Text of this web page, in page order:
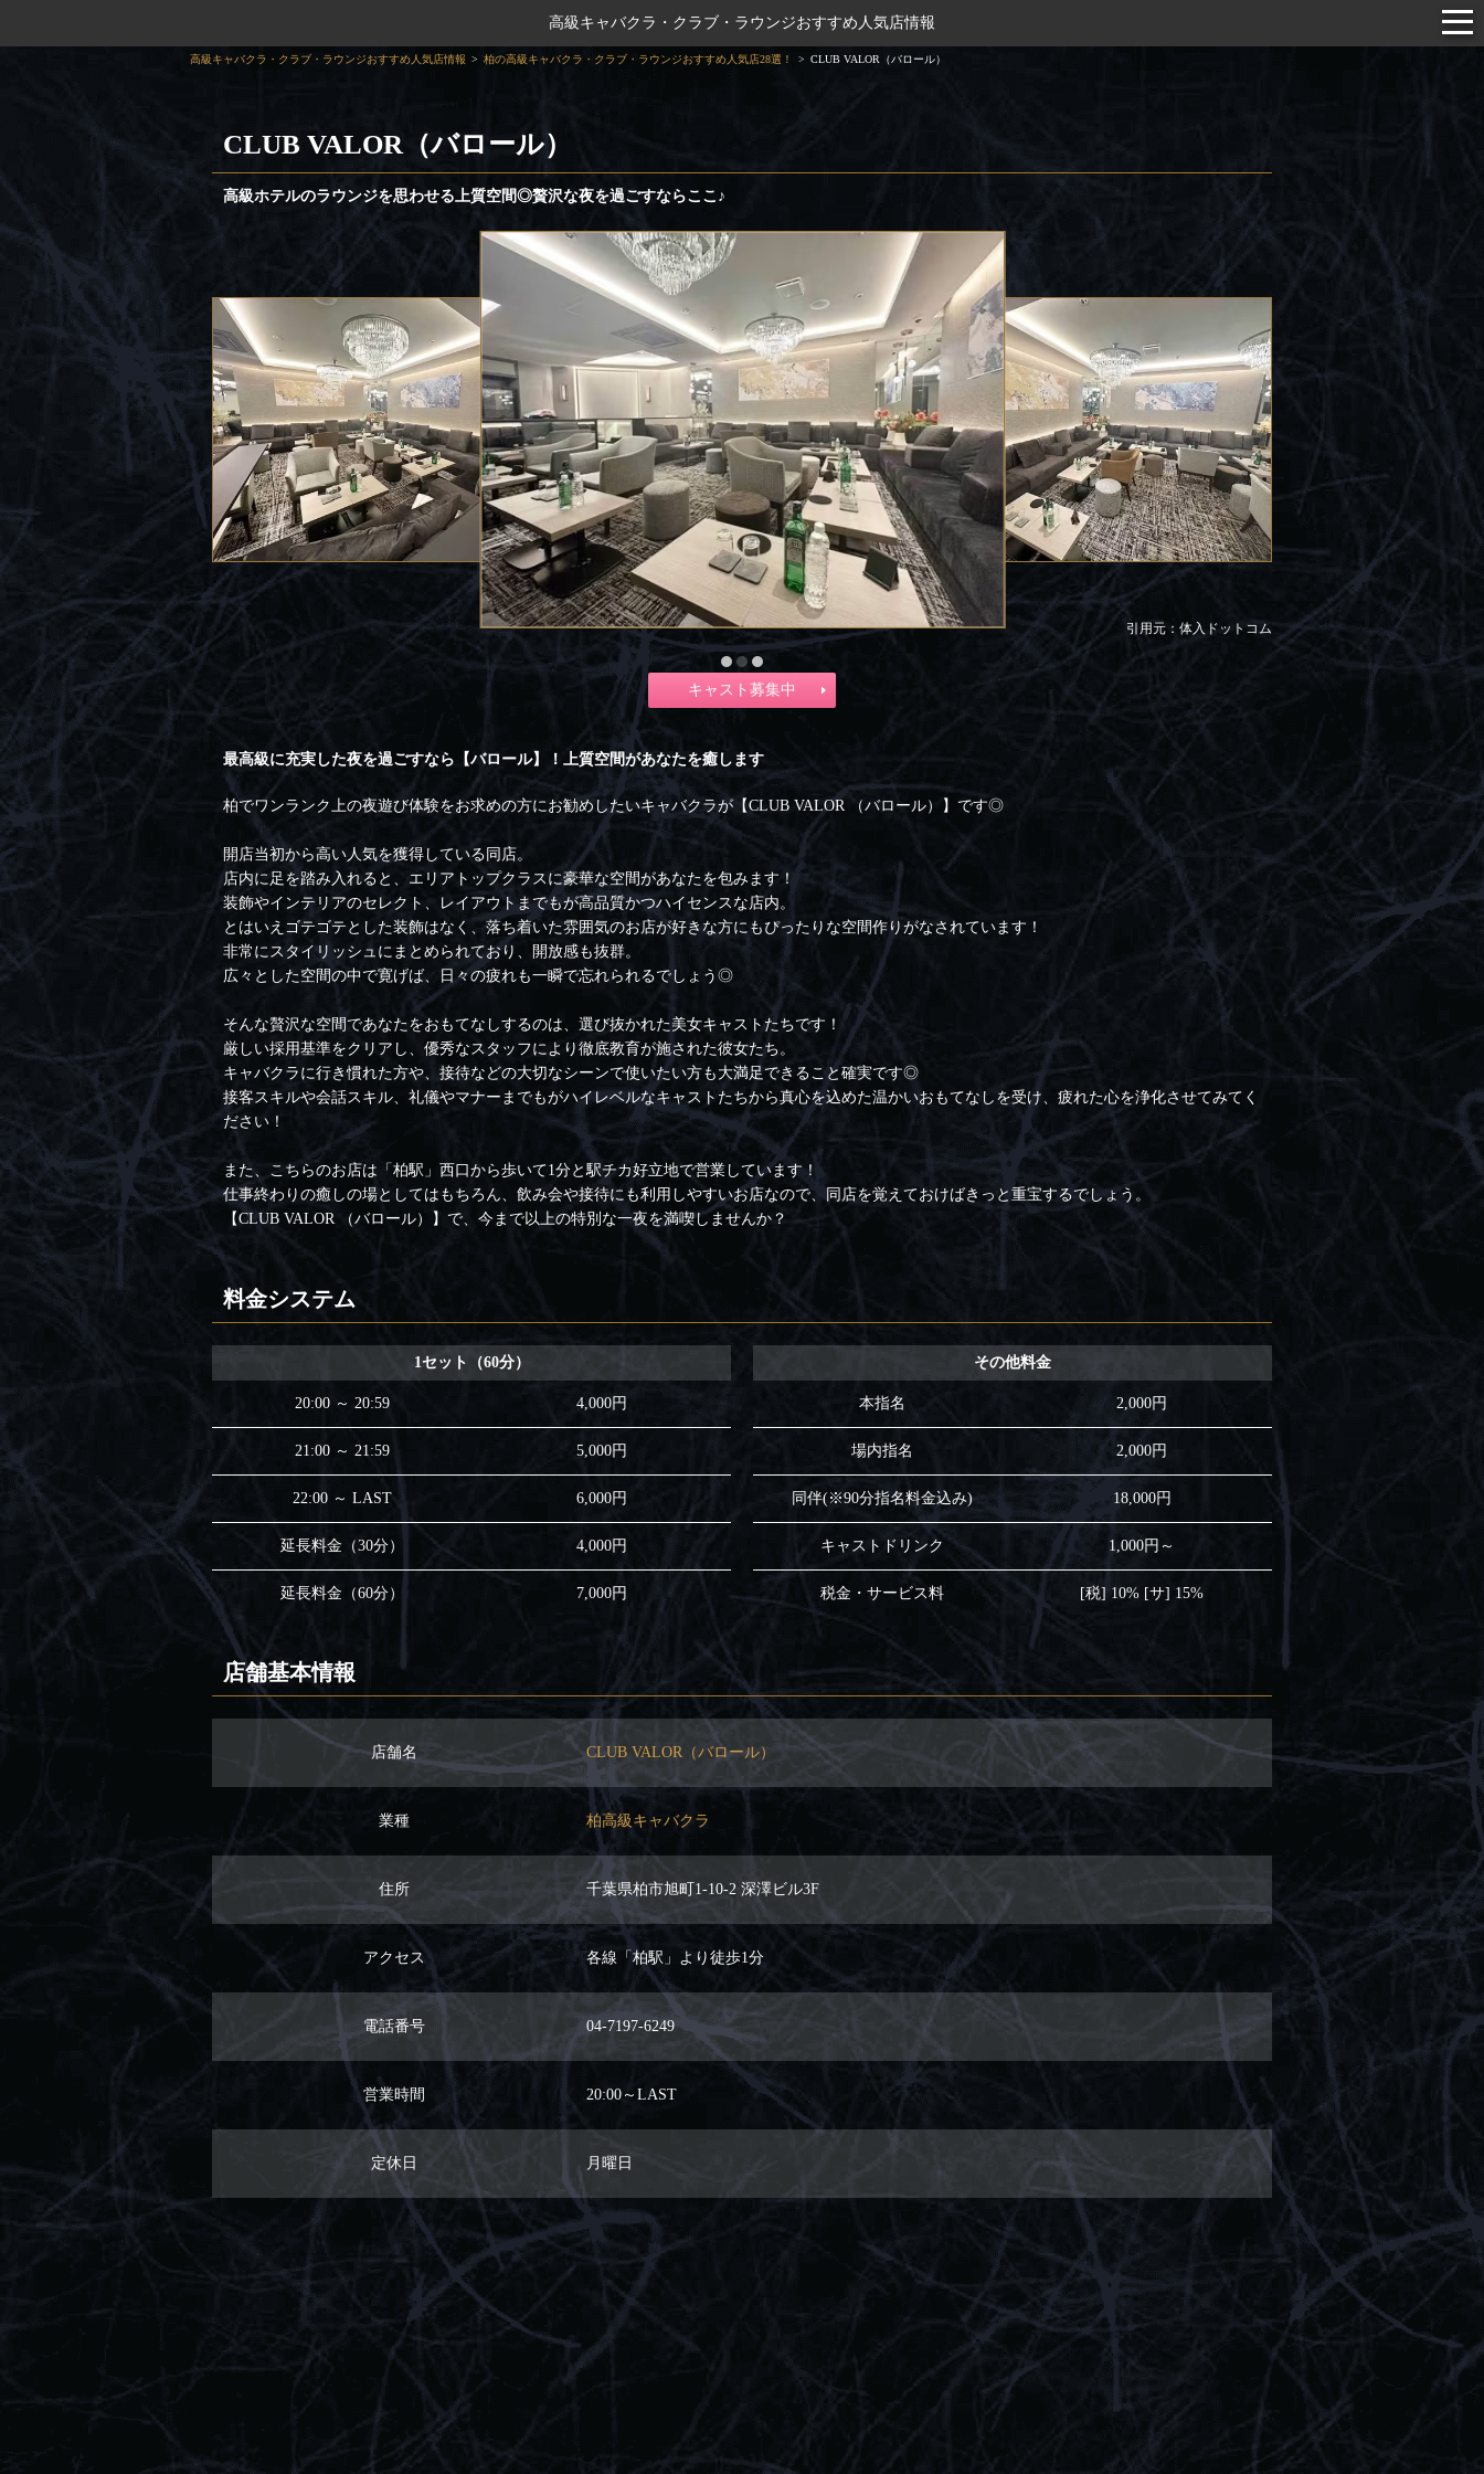
高級キャバクラ・クラブ・ラウンジおすすめ人気店情報
高級キャバクラ・クラブ・ラウンジおすすめ人気店情報 柏の高級キャバクラ・クラブ・ラウンジおすすめ人気店28選！ CLUB VALOR（バロール）
CLUB VALOR（バロール）
高級ホテルのラウンジを思わせる上質空間◎贅沢な夜を過ごすならここ♪
引用元：体入ドットコム
キャスト募集中
最高級に充実した夜を過ごすなら【バロール】！上質空間があなたを癒します
柏でワンランク上の夜遊び体験をお求めの方にお勧めしたいキャバクラが【CLUB VALOR （バロール）】です◎
開店当初から高い人気を獲得している同店。
店内に足を踏み入れると、エリアトップクラスに豪華な空間があなたを包みます！
装飾やインテリアのセレクト、レイアウトまでもが高品質かつハイセンスな店内。
とはいえゴテゴテとした装飾はなく、落ち着いた雰囲気のお店が好きな方にもぴったりな空間作りがなされています！
非常にスタイリッシュにまとめられており、開放感も抜群。
広々とした空間の中で寛げば、日々の疲れも一瞬で忘れられるでしょう◎
そんな贅沢な空間であなたをおもてなしするのは、選び抜かれた美女キャストたちです！
厳しい採用基準をクリアし、優秀なスタッフにより徹底教育が施された彼女たち。
キャバクラに行き慣れた方や、接待などの大切なシーンで使いたい方も大満足できること確実です◎
接客スキルや会話スキル、礼儀やマナーまでもがハイレベルなキャストたちから真心を込めた温かいおもてなしを受け、疲れた心を浄化させてみてく
ださい！
また、こちらのお店は「柏駅」西口から歩いて1分と駅チカ好立地で営業しています！
仕事終わりの癒しの場としてはもちろん、飲み会や接待にも利用しやすいお店なので、同店を覚えておけばきっと重宝するでしょう。
【CLUB VALOR （バロール）】で、今まで以上の特別な一夜を満喫しませんか？
料金システム
1セット（60分）
20:00 ～ 20:59 4,000円
21:00 ～ 21:59 5,000円
22:00 ～ LAST 6,000円
延長料金（30分） 4,000円
延長料金（60分） 7,000円
その他料金
本指名 2,000円
場内指名 2,000円
同伴(※90分指名料金込み) 18,000円
キャストドリンク 1,000円～
税金・サービス料 [税] 10% [サ] 15%
店舗基本情報
店舗名 CLUB VALOR（バロール）
業種 柏高級キャバクラ
住所 千葉県柏市旭町1-10-2 深澤ビル3F
アクセス 各線「柏駅」より徒歩1分
電話番号 04-7197-6249
営業時間 20:00～LAST
定休日 月曜日